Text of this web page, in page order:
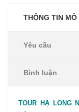
THÔNG TIN MÔ
Yêu cầu
Bình luận
TOUR HẠ LONG